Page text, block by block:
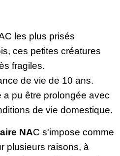
les plus prisés
ces petites créatures
fragiles.
de vie de 10 ans.
a pu être prolongée avec
de vie domestique.
NAC s'impose comme
plusieurs raisons, à